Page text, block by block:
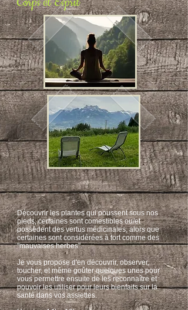
Découvrir les plantes qui poussent sous nos
pieds, certaines sont comestibles ou/et
possèdent des vertus médicinales, alors que
certaines sont considérées à tort comme des
"mauvaises herbes".
Je vous propose d'en découvrir, observer,
toucher, et même goûter quelques unes pour
vous permettre ensuite de les reconnaître et
pouvoir les utiliser pour leurs bienfaits sur la
santé dans vos assiettes.